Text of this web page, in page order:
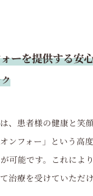
ーを提供する安
、患者様の健康と笑
ンフォー」という高
可能です。これによ
治療を受けていただ